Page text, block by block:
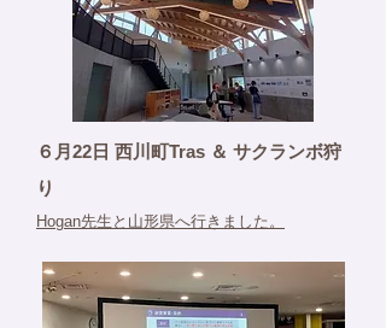
６月22日 西川町Tras ＆ サクランボ狩
り
Hogan先生と山形県へ行きました。